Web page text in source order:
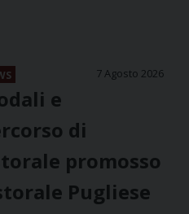
7 Agosto 2026
e
di
promosso
Pugliese